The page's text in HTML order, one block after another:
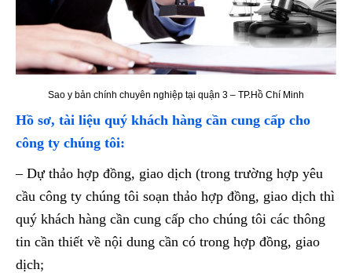
Sao y bản chính chuyên nghiệp tại quận 3 – TP.Hồ Chí Minh
Hồ sơ, tài liệu quý khách hàng cần cung cấp cho
công ty chúng tôi:
– Dự thảo hợp đồng, giao dịch (trong trường hợp yêu
cầu công ty chúng tôi soạn thảo hợp đồng, giao dịch thì
quý khách hàng cần cung cấp cho chúng tôi các thông
tin cần thiết về nội dung cần có trong hợp đồng, giao
dịch;